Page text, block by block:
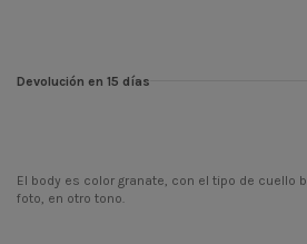
Devolución en 15 días
El body es color granate, con el tipo de cuello
foto, en otro tono.